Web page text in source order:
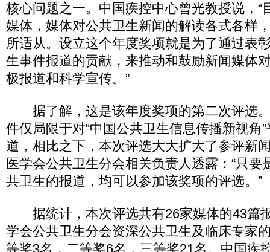
核心问题之一。中国疾控中心曾光教授说，“
媒体，媒体对公共卫生新闻的解读各式各样
所适从。设立这个年度奖项就是为了通过表
生事件报道的贡献，来推动和鼓励新闻媒体
极报道和科学宣传。”
据了解，这是该年度奖项的第二次评选
件仅局限于对“中国公共卫生信息传播新视角
道，相比之下，本次评选大大扩大了参评新
医学会公共卫生分会相关负责人透露：“只要
共卫生的报道，均可以参加该奖项的评选。”
据统计，本次评选共有26家媒体的43篇
学会公共卫生分会资深公共卫生及临床专家
等奖3名，二等奖6名，三等奖21名。中国疾